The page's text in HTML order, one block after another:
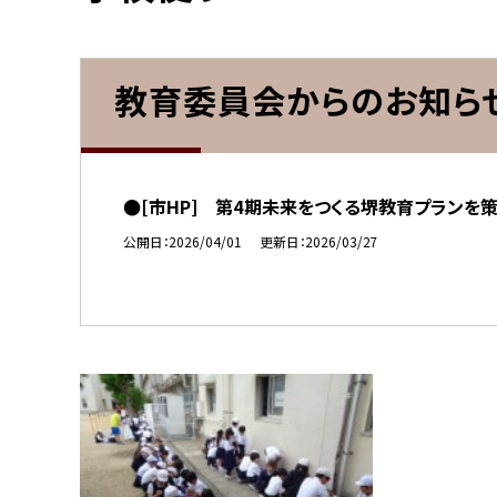
教育委員会からのお知ら
●[市HP] 第4期未来をつくる堺教育プランを策
公開日 2026/04/01 更新日 2026/03/27